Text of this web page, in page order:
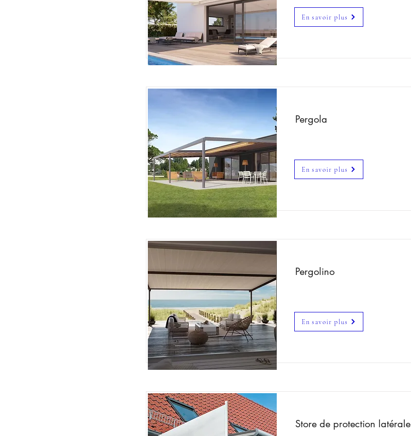
En savoir plus
Pergola
En savoir plus
Pergolino
En savoir plus
Store de protection latérale